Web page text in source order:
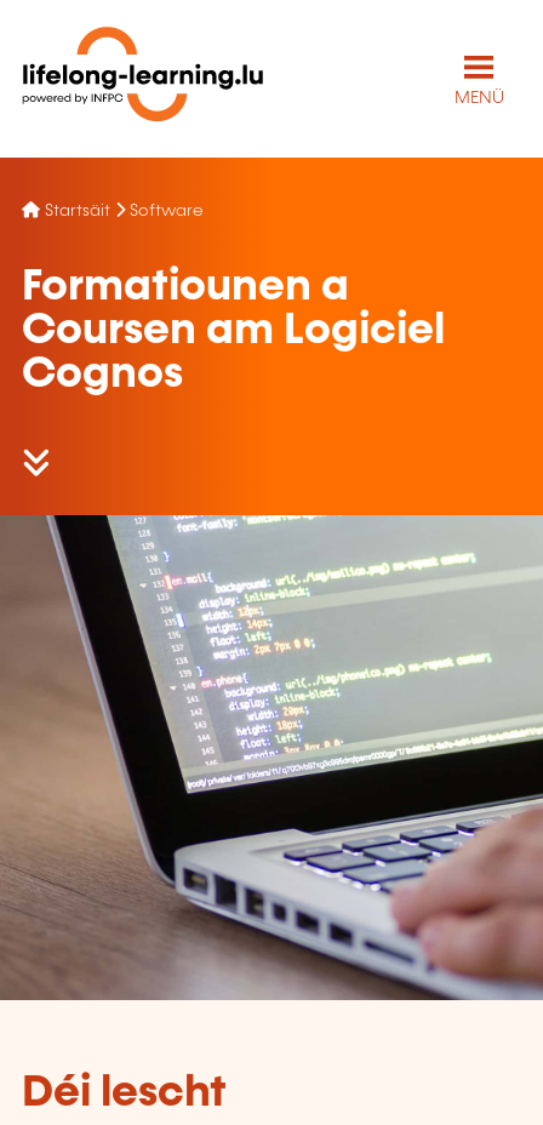
MENÜ
Startsäit Software
Formatiounen a
Coursen am Logiciel
Cognos
Déi lescht